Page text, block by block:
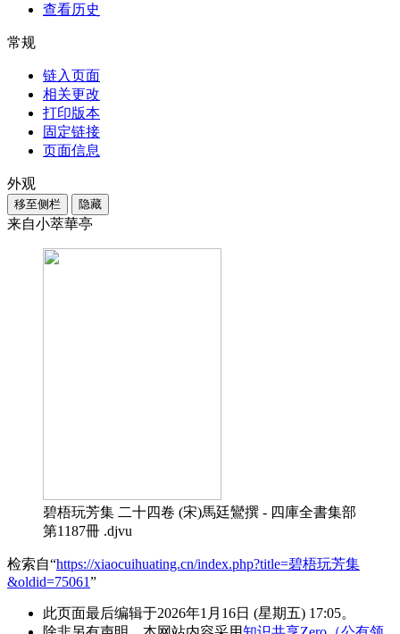
查看历史
常规
链入页面
相关更改
打印版本
固定链接
页面信息
外观
移至侧栏 隐藏
来自小萃華亭
碧梧玩芳集 二十四卷 (宋)馬廷鸞撰 - 四庫全書集部
第1187冊 .djvu
检索自“https://xiaocuihuating.cn/index.php?title=碧梧玩芳集
&oldid=75061”
此页面最后编辑于2026年1月16日 (星期五) 17:05。